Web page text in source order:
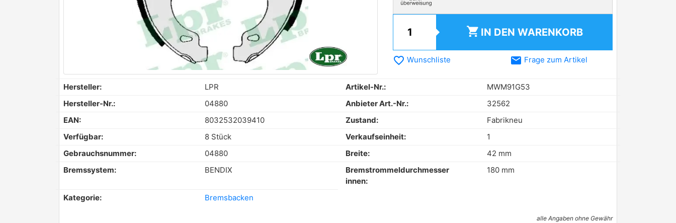
shopping_cart IN DEN WARENKORB
favorite_border Wunschliste email Frage zum Artikel
Hersteller: LPR Artikel-Nr.:
MWM91G53
Hersteller-Nr.:
04880 Anbieter Art.-Nr.:
32562
EAN:
8032532039410 Zustand:
Fabrikneu
Verfügbar:
8 Stück Verkaufseinheit:
1
Gebrauchsnummer:
04880 Breite:
42 mm
Bremssystem:
BENDIX
Bremstrommeldurchmesser
innen:
180 mm
Kategorie: Bremsbacken
alle Angaben ohne Gewähr